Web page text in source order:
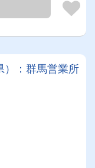
）：群馬営業所